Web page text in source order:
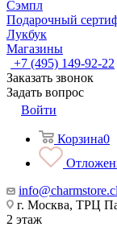
Сэмпл
Подарочный
Лукбук
Магазины
+7 (495) 149-92-22
Заказать звонок
Задать вопрос
Войти
Корзина0
г. Москва, ТРЦ
2 этаж